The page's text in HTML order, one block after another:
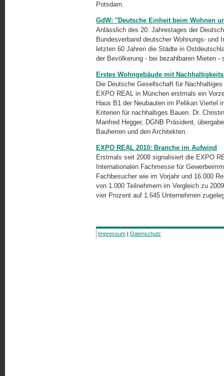
Potsdam.
GdW: "Deutsche Einheit beim Wohnen
Anlässlich des 20. Jahrestages der
Bundesverband deutscher Wohnungs- und
letzten 60 Jahren die Städte in
der Bevölkerung - bei bezahlbaren Mieten
Erstes Wohngebäude mit
Die Deutsche Gesellschaft für
EXPO REAL in München erstmals ein
Haus B1 der Neubauten im Pelikan Viertel
Kriterien für nachhaltiges Bauen. Dr.
Manfred Hegger, DGNB Präsident,
Bauherren und den Architekten.
EXPO REAL 2010: Branche im Aufwind
Erstmals seit 2008 signalisiert die EXPO
Internationalen Fachmesse für
Fachbesucher wie im Vorjahr und 16.000
von 1.000 Teilnehmern im Vergleich zu
vier Prozent auf 1.645 Unternehmen
Impressum | Datenschutz